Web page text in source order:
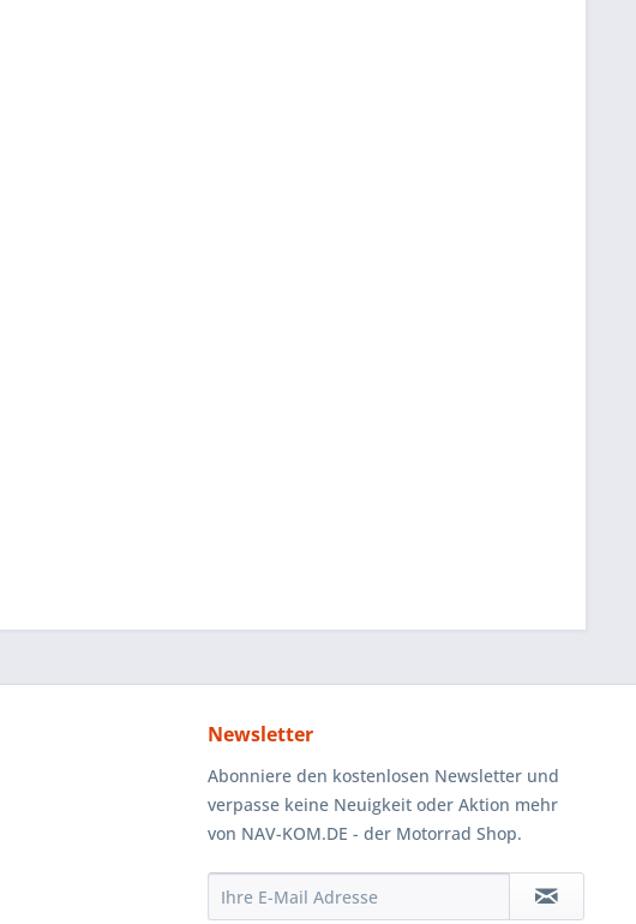
Newsletter
Abonniere den kostenlosen Newsletter und
verpasse keine Neuigkeit oder Aktion mehr
von NAV-KOM.DE - der Motorrad Shop.